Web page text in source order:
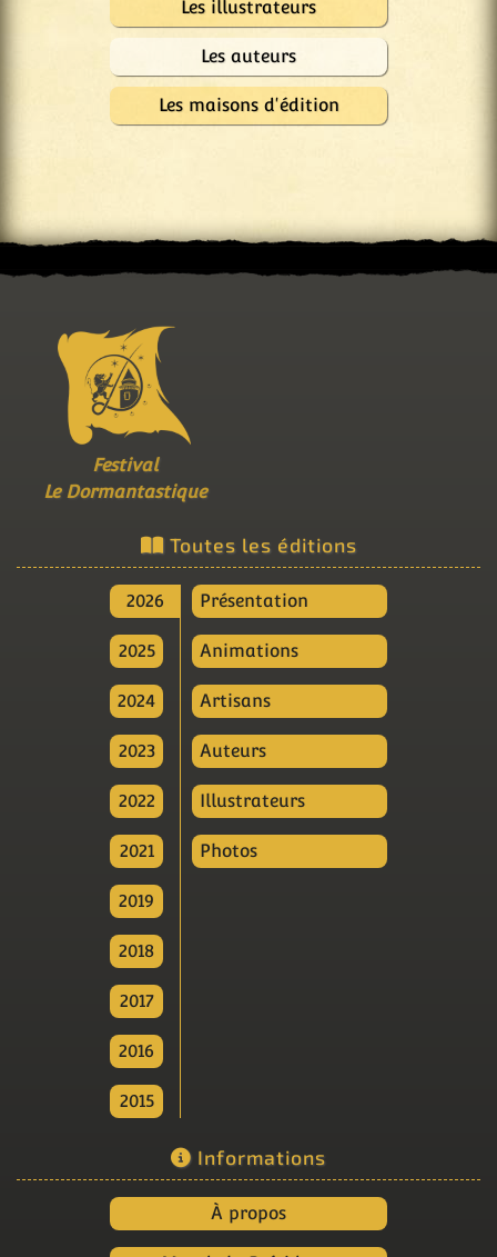
Les illustrateurs
Les auteurs
Les maisons d'édition
Festival
Le Dormantastique
Toutes les éditions
2026
2025
2024
2023
2022
2021
2019
2018
2017
2016
2015
Présentation
Animations
Artisans
Auteurs
Illustrateurs
Photos
Informations
À propos